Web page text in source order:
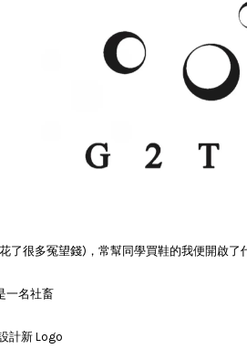
了很多冤望錢)，常幫同學買鞋的我便開啟了
一名社畜
計新 Logo